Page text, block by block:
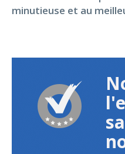
minutieuse et au